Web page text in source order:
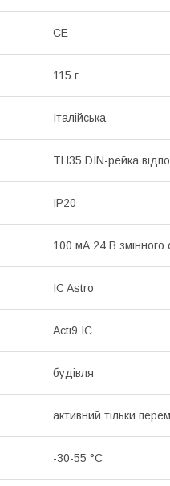
CE
115 г
Італійська
TH35 DIN-рейка
IP20
100 мА 24 В змінного
IC Astro
Acti9 IC
будівля
активний тільки
-30-55 °C